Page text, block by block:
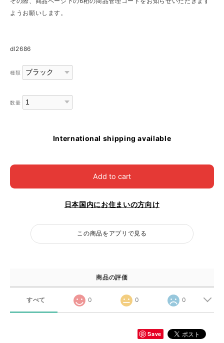
ようお願いします。
dl2686
種類
数量
International shipping available
Add to cart
日本国内にお住まいの方向け
この商品をアプリで見る
商品の評価
すべて 0 0 0
Save